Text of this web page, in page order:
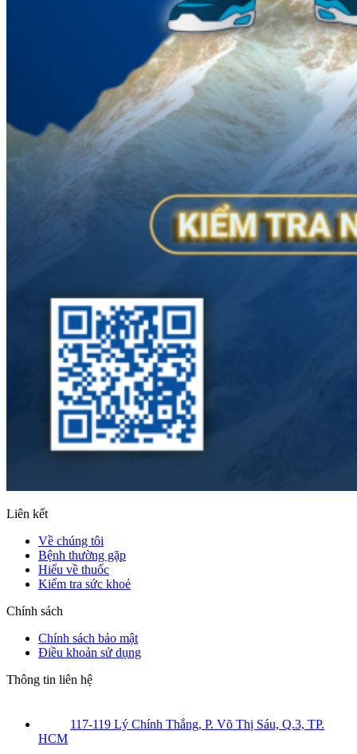
Liên kết
Về chúng tôi
Bệnh thường gặp
Hiểu về thuốc
Kiểm tra sức khoẻ
Chính sách
Chính sách bảo mật
Điều khoản sử dụng
Thông tin liên hệ
117-119 Lý Chính Thắng, P. Võ Thị Sáu, Q.3, TP.
HCM